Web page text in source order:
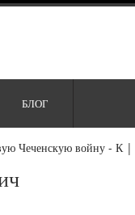
БЛОГ
Чеченскую войну - К|